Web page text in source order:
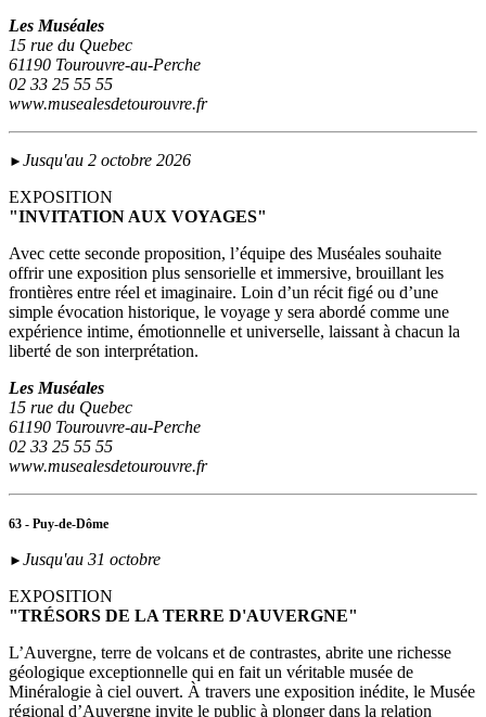
Les Muséales
15 rue du Quebec
61190 Tourouvre-au-Perche
02 33 25 55 55
www.musealesdetourouvre.fr
► Jusqu'au 2 octobre 2026
EXPOSITION
"INVITATION AUX VOYAGES"
Avec cette seconde proposition, l’équipe des Muséales souhaite
offrir une exposition plus sensorielle et immersive, brouillant les
frontières entre réel et imaginaire. Loin d’un récit figé ou d’une
simple évocation historique, le voyage y sera abordé comme une
expérience intime, émotionnelle et universelle, laissant à chacun la
liberté de son interprétation.
Les Muséales
15 rue du Quebec
61190 Tourouvre-au-Perche
02 33 25 55 55
www.musealesdetourouvre.fr
63 - Puy-de-Dôme
► Jusqu'au 31 octobre
EXPOSITION
"TRÉSORS DE LA TERRE D'AUVERGNE"
L’Auvergne, terre de volcans et de contrastes, abrite une richesse
géologique exceptionnelle qui en fait un véritable musée de
Minéralogie à ciel ouvert. À travers une exposition inédite, le Musée
régional d’Auvergne invite le public à plonger dans la relation